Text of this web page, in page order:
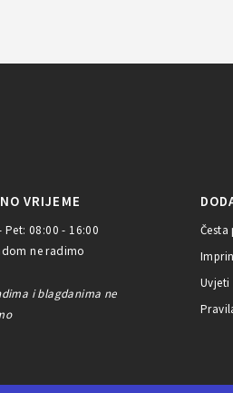
VRIJEME
Pet: 08:00 - 16:00
ne radimo
i blagdanima ne
Uvjeti